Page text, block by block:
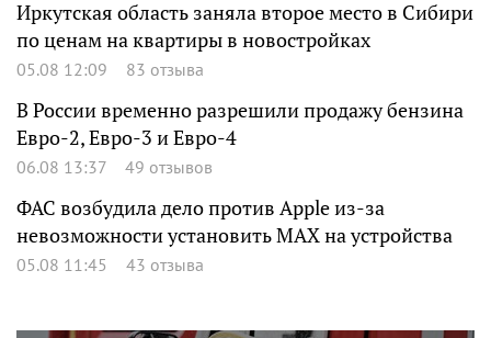
Иркутская область заняла второе место в Сибири
по ценам на квартиры в новостройках
05.08 12:09 83 отзыва
В России временно разрешили продажу бензина
Евро-2, Евро-3 и Евро-4
06.08 13:37 49 отзывов
ФАС возбудила дело против Apple из-за
невозможности установить MAX на устройства
05.08 11:45 43 отзыва